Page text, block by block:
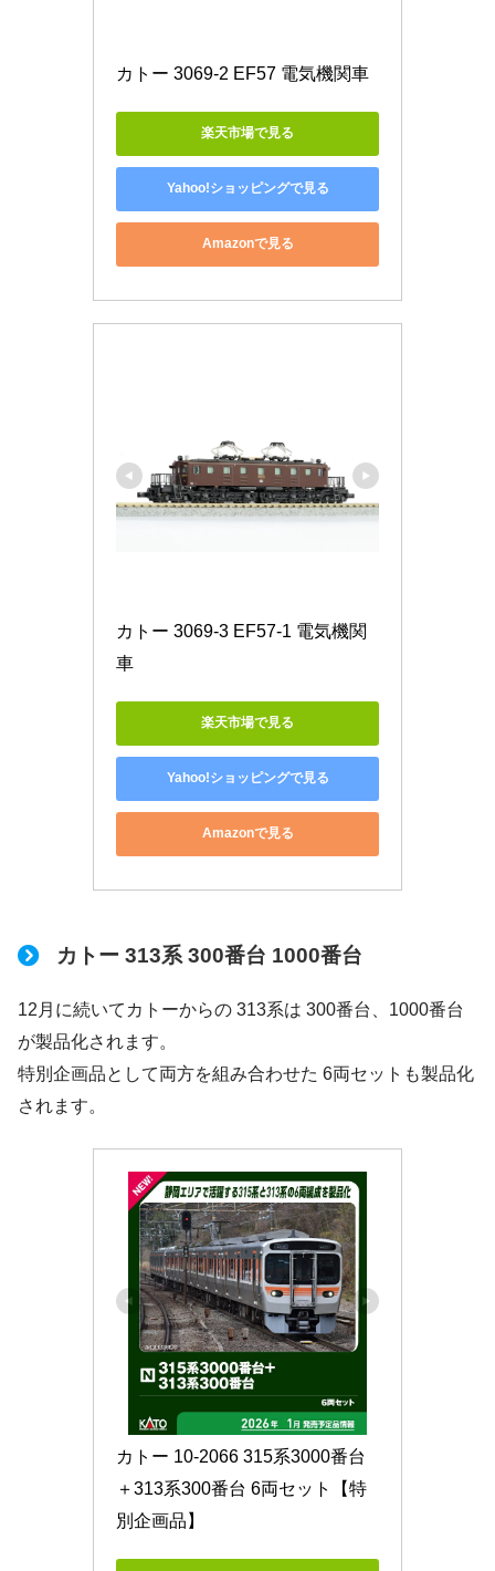
カトー 3069-2 EF57 電気機関車
楽天市場で見る
Yahoo!ショッピングで見る
Amazonで見る
カトー 3069-3 EF57-1 電気機関
車
楽天市場で見る
Yahoo!ショッピングで見る
Amazonで見る
カトー 313系 300番台 1000番台
12月に続いてカトーからの 313系は 300番台、1000番台
が製品化されます。
特別企画品として両方を組み合わせた 6両セットも製品化
されます。
カトー 10-2066 315系3000番台
＋313系300番台 6両セット【特
別企画品】